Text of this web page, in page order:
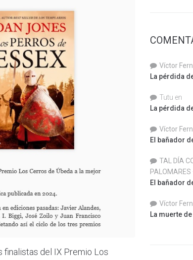
finalistas del IX Premio Los
Víctor
La pérdida
Tutu en
La pérdida
Víctor
El bañador
TAL DÍA
El bañador
Víctor
La muerte